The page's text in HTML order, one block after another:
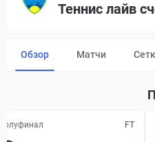
Теннис лайв
Обзор Матчи
FT